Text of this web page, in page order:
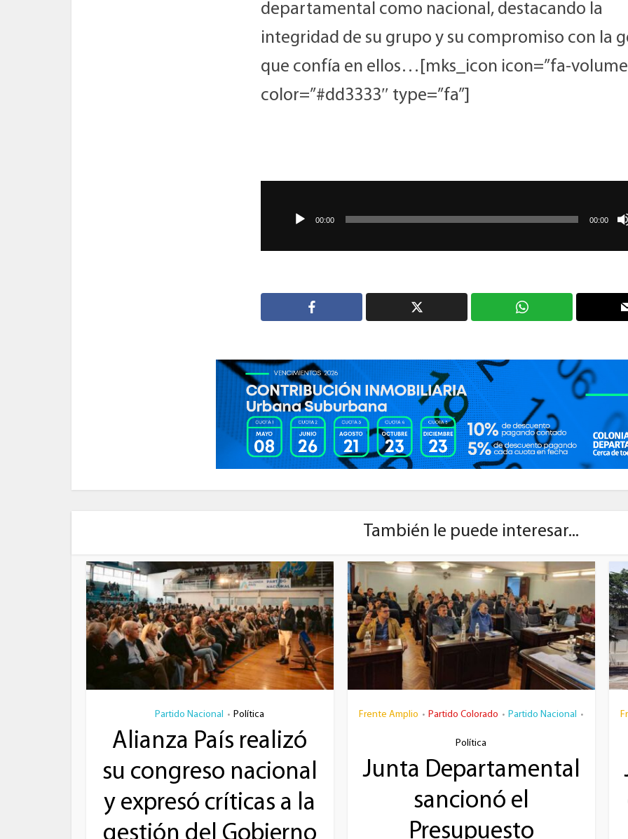
departamental como nacional, destacando la
integridad de su grupo y su compromiso con la
que confía en ellos…[mks_icon icon=”fa-
color=”#dd3333″ type=”fa”]
audio
00:00 00:00
También le puede interesar...
Partido Nacional • Política
Alianza País realizó
su congreso nacional
y expresó críticas a la
Frente Amplio • Partido Colorado • Partido Nacional •
Política
Junta Departamental
sancionó el
Presupuesto